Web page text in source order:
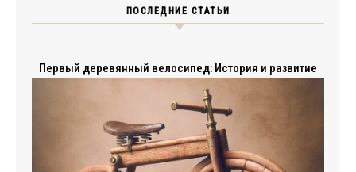
ПОСЛЕДНИЕ СТАТЬИ
Первый деревянный велосипед: История и развитие